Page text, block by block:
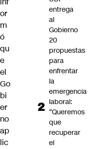
or
m
ó
qu
e
el
Go
bi
er
no
ap
lic
entrega
al
Gobierno
20
propuestas
para
enfrentar
la
emergencia
laboral:
“Queremos
que
recuperar
el